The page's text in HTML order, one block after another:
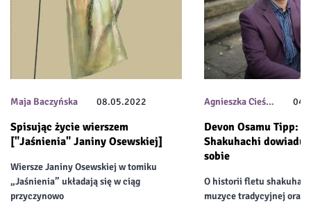
Maja Baczyńska 08.05.2022
Spisując życie wierszem
["Jaśnienia" Janiny Osewskiej]
Wiersze Janiny Osewskiej w tomiku
„Jaśnienia” układają się w ciąg
przyczynowo
Agnieszka Cieś…
Devon Osamu Tipp:
Shakuhachi
sobie
O historii fletu
muzyce tradycyjnej oraz